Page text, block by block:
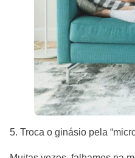
5. Troca o ginásio pela